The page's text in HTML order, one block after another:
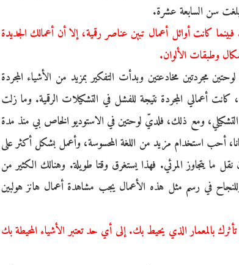
سن السابعة عشرة.
كانت أوائل أعمال تبين عناصر رقمية، إلا أن أعمالك الجديدة
وطبقات الألوان.
مجردتين مخادعتين وبدأت التفكير بمزيد من الأشياء المجردة
أعمالي المجردة نتيجة للفشل في التشكيلات الرقمية. وما زلت
ومع ذلك، فلديّ لوحتين في الاستوديو الخاص بي منذ مدة
أحب استخدام مزيد من اللغة المحسوسة، وأعمل بشكل أكثر على
ما يتجاوز المرئي. فهذا يستغرق وقتا طويلة. وهنالك الكثير من
وللنجاح في رسم مثل هذه الأعمال يجب مشاهدة أعمال هانز هولبين
بالمعمار الذي يحيط بك. إلى أي حد تعتبر الأشياء المحيطة بك